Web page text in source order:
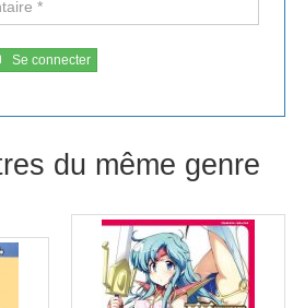
Se connecter
du même genre